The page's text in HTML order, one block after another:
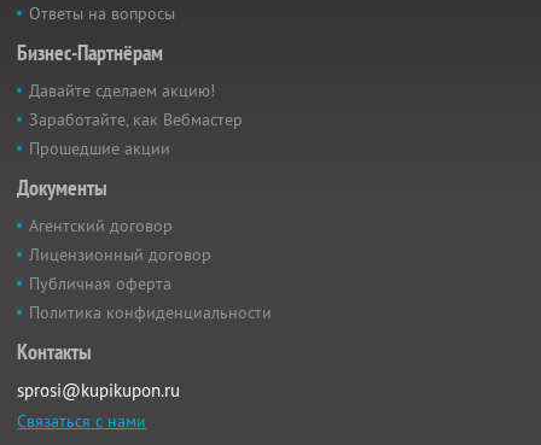
Ответы на вопросы
Бизнес-Партнёрам
Давайте сделаем акцию!
Заработайте, как Вебмастер
Прошедшие акции
Документы
Агентский договор
Лицензионный договор
Публичная оферта
Политика конфиденциальности
Контакты
sprosi@kupikupon.ru
Связаться с нами